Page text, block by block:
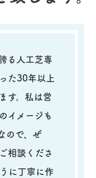
る人工芝専
た30年以上
す。私は営
イメージも
ので、ぜ
相談くださ
に丁寧に作